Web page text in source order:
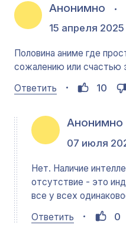
Анонимно
15 апреля 2025
Половина аниме где
сожалению или счастью
Ответить
10
Анонимно
07 июля
Нет. Наличие
отсутствие - это
все у всех
Ответить
0